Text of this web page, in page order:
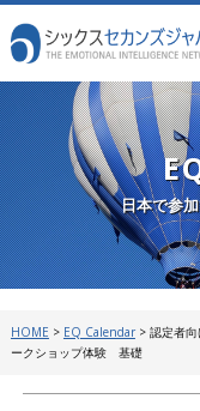
日本で参
HOME > EQ Calendar> 認定者
ークショップ体験 基礎